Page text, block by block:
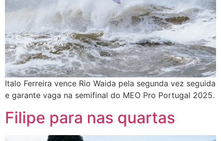
Italo Ferreira vence Rio Waida pela segunda vez seguida
e garante vaga na semifinal do MEO Pro Portugal 2025.
Filipe para nas quartas